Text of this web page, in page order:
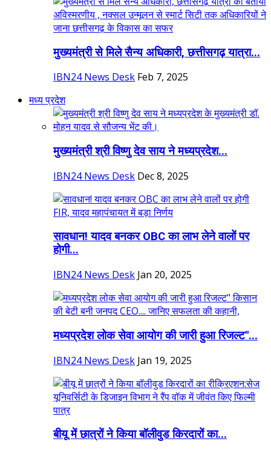
मुख्यमंत्री से मिले सैन्य अधिकारी, छत्तीसगढ़ यात्रा...
IBN24 News Desk Feb 7, 2025
मध्य प्रदेश
मुख्यमंत्री श्री विष्णु देव साय ने मध्यप्रदेश...
IBN24 News Desk Dec 8, 2025
सावधान! यादव बनकर OBC का लाभ लेने वालों पर
होगी...
IBN24 News Desk Jan 20, 2025
मध्यप्रदेश लोक सेवा आयोग की जारी हुआ रिजल्ट"...
IBN24 News Desk Jan 19, 2025
बीयू में छात्रों ने किया बॉलीवुड किरदारों का...